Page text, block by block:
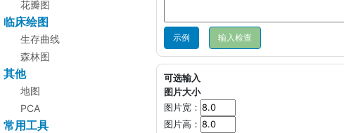
花瓣图
临床绘图
生存曲线
森林图
其他
地图
PCA
常用工具
示例
可选输入
图片大小
图片宽：
图片高：